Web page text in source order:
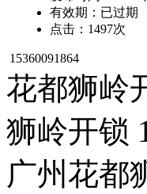
有效期： 已过期
点击： 1497次
15360091864
花都狮岭
狮岭开锁
广州花都